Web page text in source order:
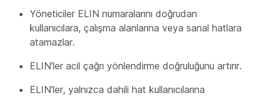
Yöneticiler ELIN numaralarını doğrudan
kullanıcılara, çalışma alanlarına veya sanal hatlara
atamazlar.
ELIN'ler acil çağrı yönlendirme doğruluğunu artırır.
ELIN'ler, yalnızca dahili hat kullanıcılarına